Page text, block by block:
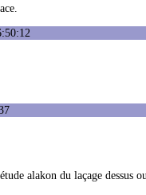
alakon du laçage dessus